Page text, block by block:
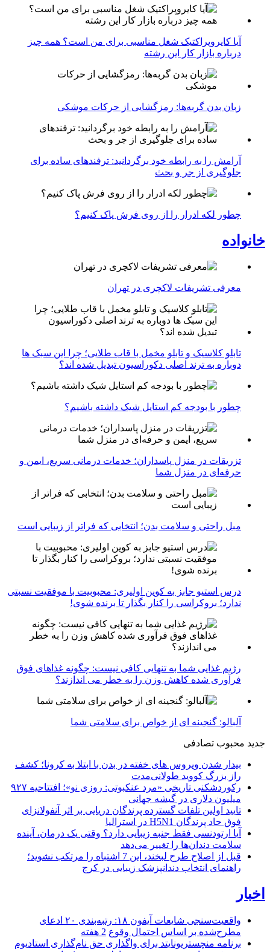
آیا کایروپراکتیک شغل مناسبی برای من است؟ همه چیز
درباره بازار کار این رشته
زبان بدن گربه‌ها: رمزگشایی از حرکات موشکی
آرامش را به رابطه خود برگردانید: ترفندهای ساده برای
جلوگیری از جر و بحث
چطور لکه ادرار را از روی فرش پاک کنیم؟
خانواده
معرفی تشریفات لاکچری در تهران
تابلو کلاسیک و تابلو مخمل با قاب طلایی؛ چرا این سبک ها
دوباره به ترند اصلی دکوراسیون تبدیل شده اند؟
چطور با بودجه کم استایل شیک داشته باشیم؟
تزریقات در منزل پاسداران؛ خدمات درمانی سریع، ایمن و
حرفه‌ای در منزل شما
مبل راحتی و سلامت بدن؛ انتخابی که فراتر از زیبایی است
درس استیو جابز به کوین اولیری: محبوبیت با موفقیت نسبتی
ندارد؛ بروکراسی را کنار بگذار تا برنده شوی!
رژیم غذایی شما به تنهایی کافی نیست: چگونه غذاهای فوق
فرآوری شده کاهش وزن را به خطر می اندازند؟
آلبالو: گنجینه ای از خواص برای سلامتی شما
جدید محبوب تصادفی
بیدار شدن ویروس‌ های خفته در بدن با ابتلا به کرونا؛ کشف
راز بزرگ کووید طولانی‌مدت
رکوردشکنی تاریخی «مرد عنکبوتی: روزی نو»؛ افتتاحیه ۹۲۷
میلیون دلاری در گیشه جهانی
تایید اولین تلفات گسترده پرندگان دریایی بر اثر آنفولانزای
فوق حاد پرندگان H5N1 در استرالیا
آیا ارتودنسی فقط جنبه زیبایی دارد؟ وقتی یک درمان، آینده
سلامت دندان‌ها را تغییر می‌دهد
قبل از اصلاح طرح لبخند، این 7 اشتباه را مرتکب نشوید؛
راهنمای انتخاب دندانپزشک زیبایی در کرج
اخبار
واقعیت‌سنجی شایعات آیفون ۱۸: رتبه‌بندی ۲۰ ادعای
مطرح‌شده بر اساس احتمال وقوع 2 هفته
برنامه منچستریونایتد برای واگذاری حق نام‌گذاری استادیوم